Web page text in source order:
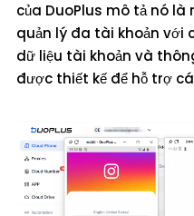
của DuoPlus mô tả nó
quản lý đa tài khoản với
dữ liệu tài khoản và
được thiết kế để hỗ trợ